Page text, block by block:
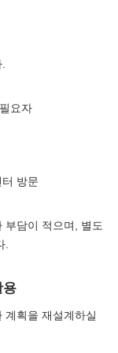
요자
방문
부담이 적으며, 별도
.
용
계획을 재설계하실